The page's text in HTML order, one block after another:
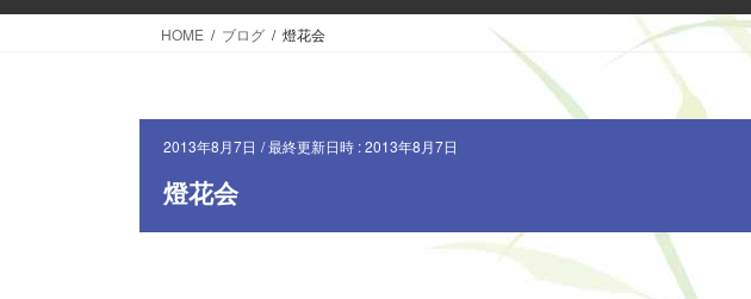
HOME ブログ 燈花会
2013年8月7日 / 最終更新日時 :2013年8月7日
燈花会